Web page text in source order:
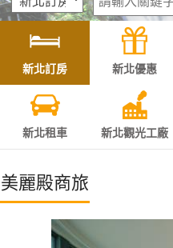
灣
訂
房
直接跟飯店訂房HOT
特
新北訂房 新北優惠
新北租車 新北觀光工廠
美麗殿商旅